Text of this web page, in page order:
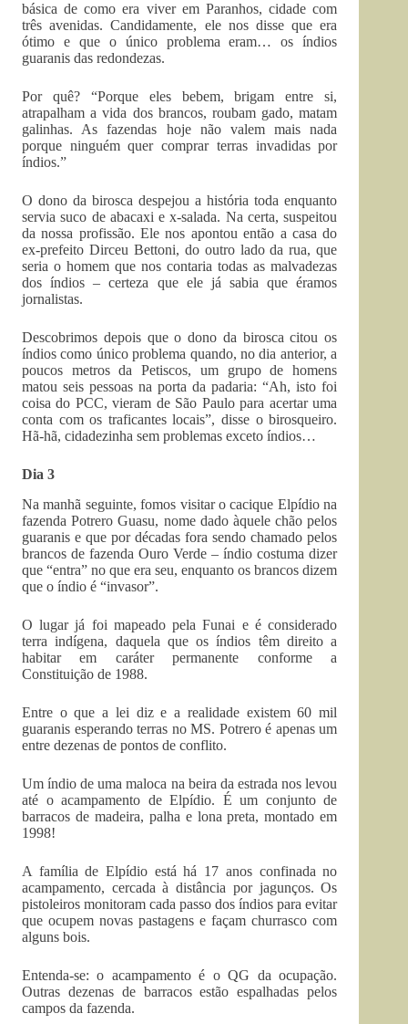
básica de como era viver em Paranhos, cidade com
três avenidas. Candidamente, ele nos disse que era
ótimo e que o único problema eram… os índios
guaranis das redondezas.
Por quê? “Porque eles bebem, brigam entre si,
atrapalham a vida dos brancos, roubam gado, matam
galinhas. As fazendas hoje não valem mais nada
porque ninguém quer comprar terras invadidas por
índios.”
O dono da birosca despejou a história toda enquanto
servia suco de abacaxi e x-salada. Na certa, suspeitou
da nossa profissão. Ele nos apontou então a casa do
ex-prefeito Dirceu Bettoni, do outro lado da rua, que
seria o homem que nos contaria todas as malvadezas
dos índios – certeza que ele já sabia que éramos
jornalistas.
Descobrimos depois que o dono da birosca citou os
índios como único problema quando, no dia anterior, a
poucos metros da Petiscos, um grupo de homens
matou seis pessoas na porta da padaria: “Ah, isto foi
coisa do PCC, vieram de São Paulo para acertar uma
conta com os traficantes locais”, disse o birosqueiro.
Hã-hã, cidadezinha sem problemas exceto índios…
Dia 3
Na manhã seguinte, fomos visitar o cacique Elpídio na
fazenda Potrero Guasu, nome dado àquele chão pelos
guaranis e que por décadas fora sendo chamado pelos
brancos de fazenda Ouro Verde – índio costuma dizer
que “entra” no que era seu, enquanto os brancos dizem
que o índio é “invasor”.
O lugar já foi mapeado pela Funai e é considerado
terra indígena, daquela que os índios têm direito a
habitar em caráter permanente conforme a
Constituição de 1988.
Entre o que a lei diz e a realidade existem 60 mil
guaranis esperando terras no MS. Potrero é apenas um
entre dezenas de pontos de conflito.
Um índio de uma maloca na beira da estrada nos levou
até o acampamento de Elpídio. É um conjunto de
barracos de madeira, palha e lona preta, montado em
1998!
A família de Elpídio está há 17 anos confinada no
acampamento, cercada à distância por jagunços. Os
pistoleiros monitoram cada passo dos índios para evitar
que ocupem novas pastagens e façam churrasco com
alguns bois.
Entenda-se: o acampamento é o QG da ocupação.
Outras dezenas de barracos estão espalhadas pelos
campos da fazenda.